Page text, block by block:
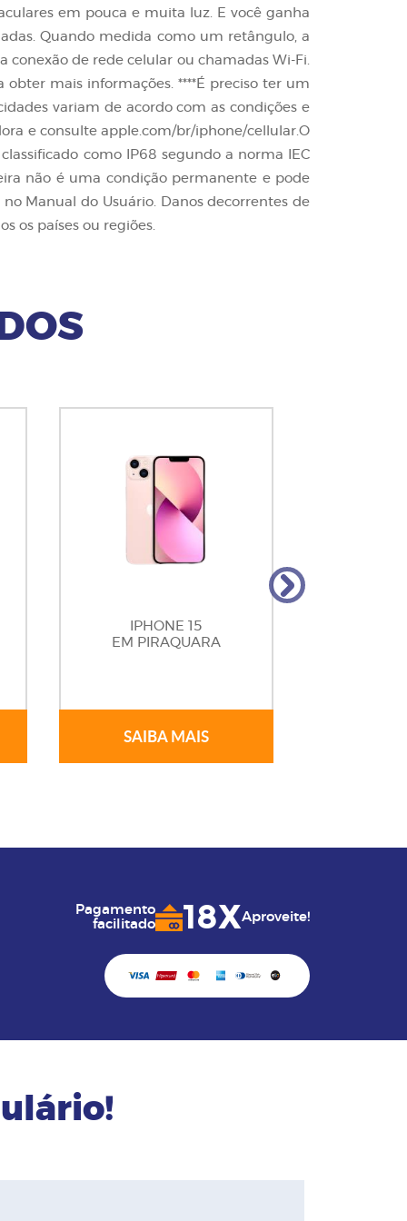
em pouca e muita luz. E você ganha
Quando medida como um retângulo, a
conexão de rede celular ou chamadas Wi-Fi.
mais informações. ****É preciso ter um
variam de acordo com as condições e
e consulte apple.com/br/iphone/cellular.O
como IP68 segundo a norma IEC
não é uma condição permanente e pode
Manual do Usuário. Danos decorrentes de
os países ou regiões.
IPHONE 15
EM PIRAQUARA
SAIBA MAIS
Pagamento
facilitado
18XAproveite!